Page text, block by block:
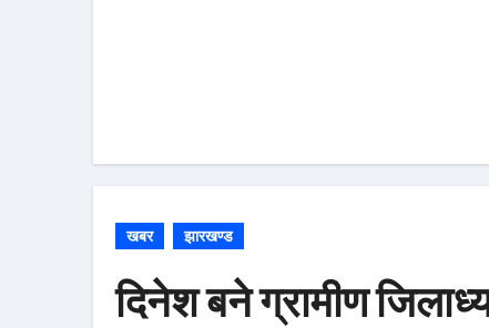
खबर झारखण्ड
दिनेश बने ग्रामीण